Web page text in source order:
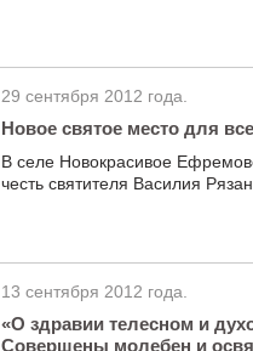
29 сентября 2012 года.
Новое святое место для
В селе Новокрасивое
честь святителя Василия
13 сентября 2012 года.
«О здравии телесном и
Совершены молебен и